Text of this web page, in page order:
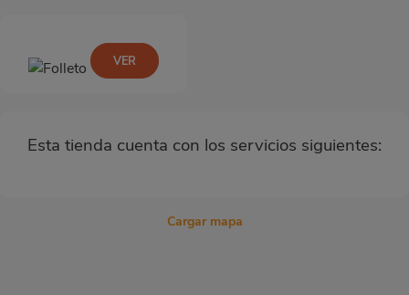
Esta tienda cuenta con los servicios siguientes:
VER
Cargar mapa